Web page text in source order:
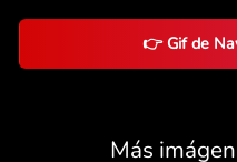
👉 Gif de
Más